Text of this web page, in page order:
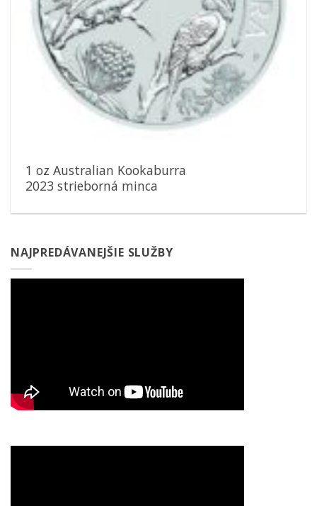
1 oz Australian Kookaburra
2023 strieborná minca
NAJPREDÁVANEJŠIE SLUŽBY